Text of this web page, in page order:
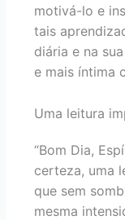
motivá-lo e
tais
diária e na
e mais íntima
Uma leitura
“Bom Dia,
certeza, uma
que sem
mesma